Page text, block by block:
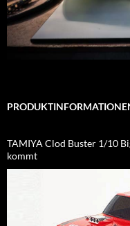
TAMIYA Clod Buster 1/10
kommt